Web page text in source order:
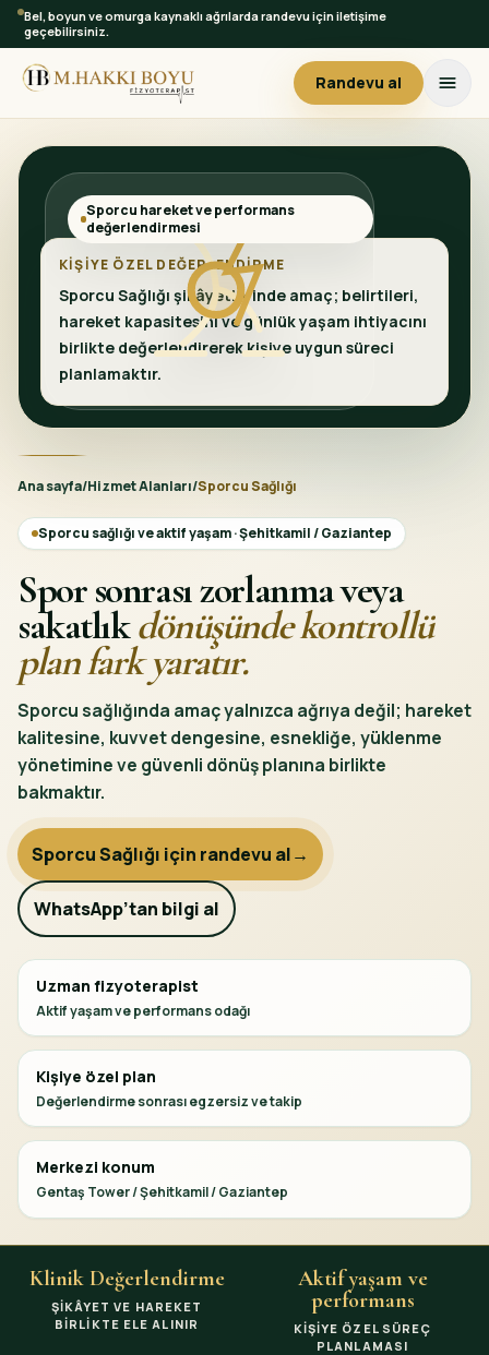
Bel, boyun ve omurga kaynaklı ağrılarda randevu için iletişime
geçebilirsiniz.
Randevu al
Ana sayfa/Hizmet Alanları/Sporcu Sağlığı
Sporcu sağlığı ve aktif yaşam · Şehitkamil / Gaziantep
Spor sonrası zorlanma veya
sakatlıkdönüşünde kontrollü
plan fark yaratır.
Sporcu sağlığında amaç yalnızca ağrıya değil; hareket
kalitesine, kuvvet dengesine, esnekliğe, yüklenme
yönetimine ve güvenli dönüş planına birlikte
bakmaktır.
Sporcu Sağlığı için randevu al→
WhatsApp’tan bilgi al
Uzman fizyoterapist
Aktif yaşam ve performans odağı
Kişiye özel plan
Değerlendirme sonrası egzersiz ve takip
Merkezi konum
Gentaş Tower / Şehitkamil / Gaziantep
Sporcu hareket ve performans
değerlendirmesi
KIŞIYE ÖZEL DEĞERLENDIRME
Sporcu Sağlığı şikâyetlerinde amaç; belirtileri,
hareket kapasitesini ve günlük yaşam ihtiyacını
birlikte değerlendirerek kişiye uygun süreci
planlamaktır.
Klinik Değerlendirme
ŞIKÂYET VE HAREKET
BIRLIKTE ELE ALINIR
Aktif yaşam ve
performans
KIŞIYE ÖZEL SÜREÇ
PLANLAMASI